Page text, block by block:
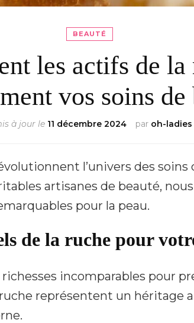
BEAUTÉ
les actifs de la
vos soins de
par oh-ladies
à jour le 11 décembre 2024
l’univers des
artisanes de beauté,
pour la peau.
de la ruche pour
incomparables pour
représentent un héritage